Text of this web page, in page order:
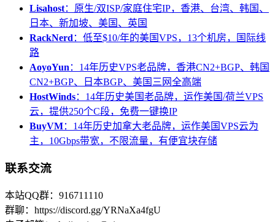
Lisahost：原生/双ISP/家庭住宅IP，香港、台湾、韩国、
日本、新加坡、美国、英国
RackNerd ：低至$10/年的美国VPS，13个机房，国际线
路
AoyoYun ：14年历史VPS老品牌，香港CN2+BGP、韩国
CN2+BGP、日本BGP、美国三网全高端
HostWinds：14年历史美国老品牌，运作美国/荷兰VPS
云，提供250个C段，免费一键换IP
BuyVM：14年历史加拿大老品牌，运作美国VPS云为
主，10Gbps带宽，不限流量，有便宜块存储
联系交流
本站QQ群：916711110
群聊：https://discord.gg/YRNaXa4fgU